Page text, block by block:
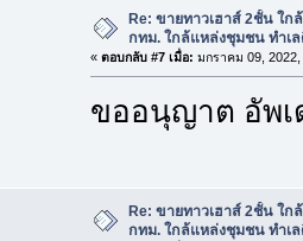
Re: ขายทาวเฮาส์ 2ชั้น ใก
กทม. ใกล้แหล่งชุมชน ทำเ
« ตอบกลับ #7 เมื่อ: มกราคม 09, 2022,
ขออนุญาต อัพเ
Re: ขายทาวเฮาส์ 2ชั้น ใก
กทม. ใกล้แหล่งชุมชน ทำเ